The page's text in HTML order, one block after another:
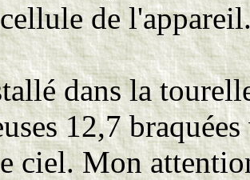
de
dans la
12,7
ciel. Mon